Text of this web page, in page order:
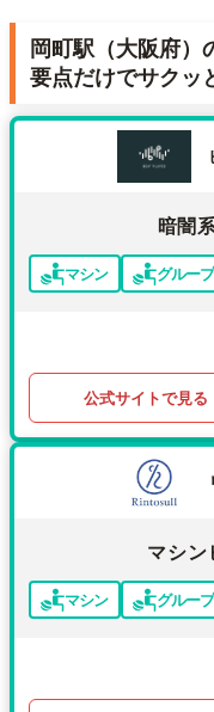
岡町駅（大阪府）
要点だけでサクッ
暗闇
マシン グループ
公式サイトで見る
マシン
マシン グループ